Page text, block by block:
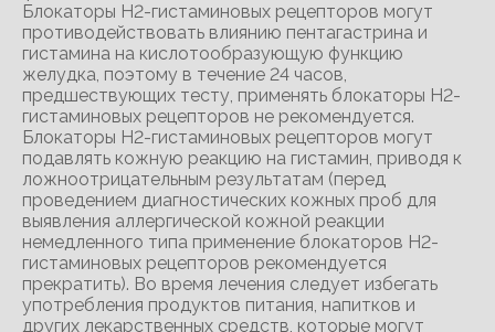
Блокаторы Н2-гистаминовых рецепторов могут
противодействовать влиянию пентагастрина и
гистамина на кислотообразующую функцию
желудка, поэтому в течение 24 часов,
предшествующих тесту, применять блокаторы Н2-
гистаминовых рецепторов не рекомендуется.
Блокаторы Н2-гистаминовых рецепторов могут
подавлять кожную реакцию на гистамин, приводя к
ложноотрицательным результатам (перед
проведением диагностических кожных проб для
выявления аллергической кожной реакции
немедленного типа применение блокаторов Н2-
гистаминовых рецепторов рекомендуется
прекратить). Во время лечения следует избегать
употребления продуктов питания, напитков и
других лекарственных средств, которые могут